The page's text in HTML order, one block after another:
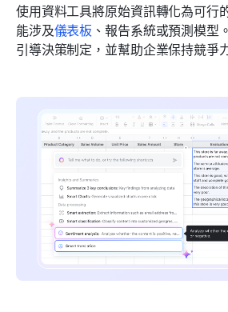
使用資料工具將原始資訊轉化為可行
能涉及儀表板 、報告系統或預測模型
引導決策制定，並幫助企業保持競爭